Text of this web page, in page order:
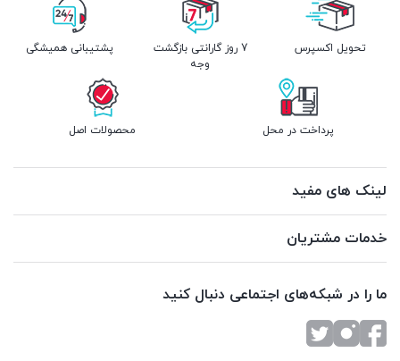
تحویل اکسپرس
7 روز گارانتی بازگشت
وجه
پشتیبانی همیشگی
پرداخت در محل محصولات اصل
لینک های مفید
خدمات مشتریان
ما را در شبکه‌های اجتماعی دنبال کنید